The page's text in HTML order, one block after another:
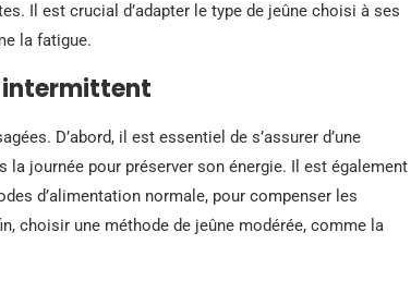
Il est crucial d’adapter le type de jeûne choisi à ses
la fatigue.
intermittent
D’abord, il est essentiel de s’assurer d’une
la journée pour préserver son énergie. Il est également
d’alimentation normale, pour compenser les
choisir une méthode de jeûne modérée, comme la